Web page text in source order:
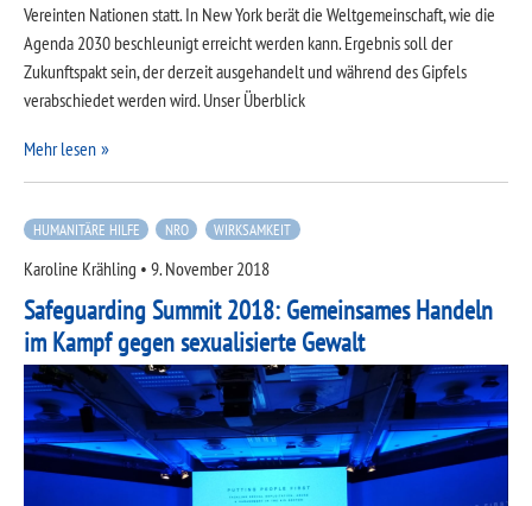
Vereinten Nationen statt. In New York berät die Weltgemeinschaft, wie die
Agenda 2030 beschleunigt erreicht werden kann. Ergebnis soll der
Zukunftspakt sein, der derzeit ausgehandelt und während des Gipfels
verabschiedet werden wird. Unser Überblick
Mehr lesen
HUMANITÄRE HILFE NRO WIRKSAMKEIT
Karoline Krähling • 9. November 2018
Safeguarding Summit 2018: Gemeinsames Handeln
im Kampf gegen sexualisierte Gewalt